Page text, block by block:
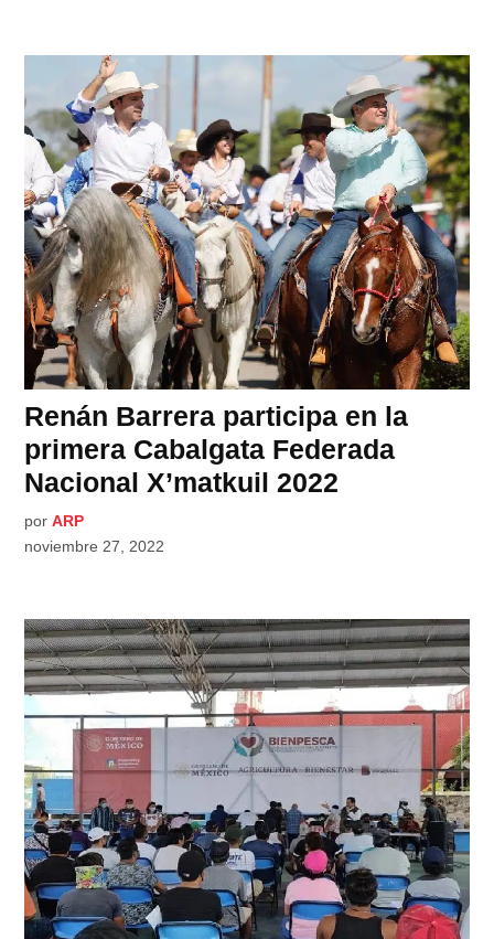
Renán Barrera participa en la
primera Cabalgata Federada
Nacional X’matkuil 2022
por ARP
noviembre 27, 2022